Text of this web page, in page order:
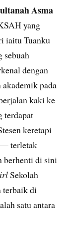
Asma
yang
iaitu Tuanku
sebuah
dengan
akademik pada
kaki ke
terdapat
keretapi
terletak
berhenti di sini
Sekolah
terbaik di
satu antara